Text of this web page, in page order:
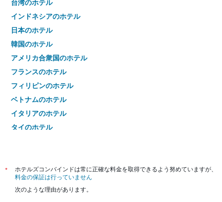
台湾のホテル
インドネシアのホテル
日本のホテル
韓国のホテル
アメリカ合衆国のホテル
フランスのホテル
フィリピンのホテル
ベトナムのホテル
イタリアのホテル
タイのホテル
*
ホテルズコンバインドは常に正確な料金を取得できるよう努めていますが、
料金の保証は行っていません
次のような理由があります。